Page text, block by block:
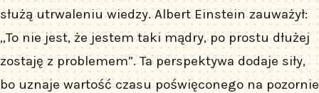
służą utrwaleniu wiedzy. Albert Einstein zauważył:
„To nie jest, że jestem taki mądry, po prostu dłużej
zostaję z problemem”. Ta perspektywa dodaje siły,
bo uznaje wartość czasu poświęconego na pozornie